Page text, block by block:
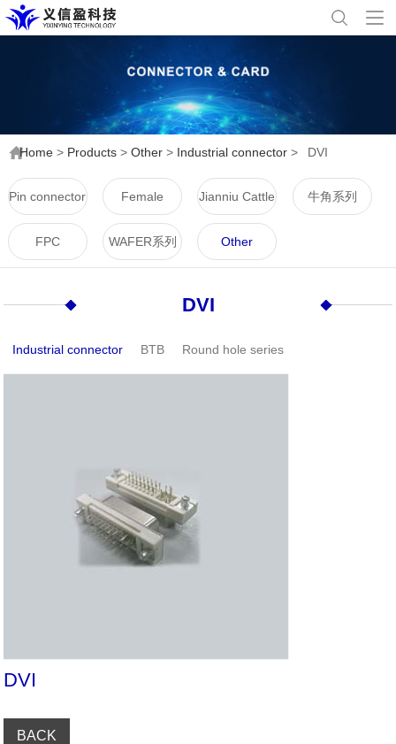
Home > Products >Other > Industrial connector > DVI
Pin connector Female Jianniu Cattle
Horn Series
牛角系列
FPC WAFER系列 Other
DVI
Industrial connector BTB Round hole series
DVI
BACK